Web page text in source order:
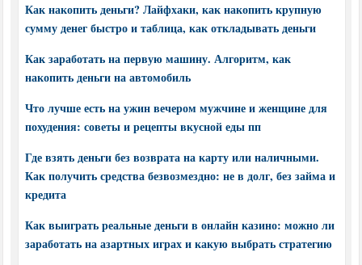
Как накопить деньги? Лайфхаки, как накопить крупную
сумму денег быстро и таблица, как откладывать деньги
Как заработать на первую машину. Алгоритм, как
накопить деньги на автомобиль
Что лучше есть на ужин вечером мужчине и женщине для
похудения: советы и рецепты вкусной еды пп
Где взять деньги без возврата на карту или наличными.
Как получить средства безвозмездно: не в долг, без займа и
кредита
Как выиграть реальные деньги в онлайн казино: можно ли
заработать на азартных играх и какую выбрать стратегию